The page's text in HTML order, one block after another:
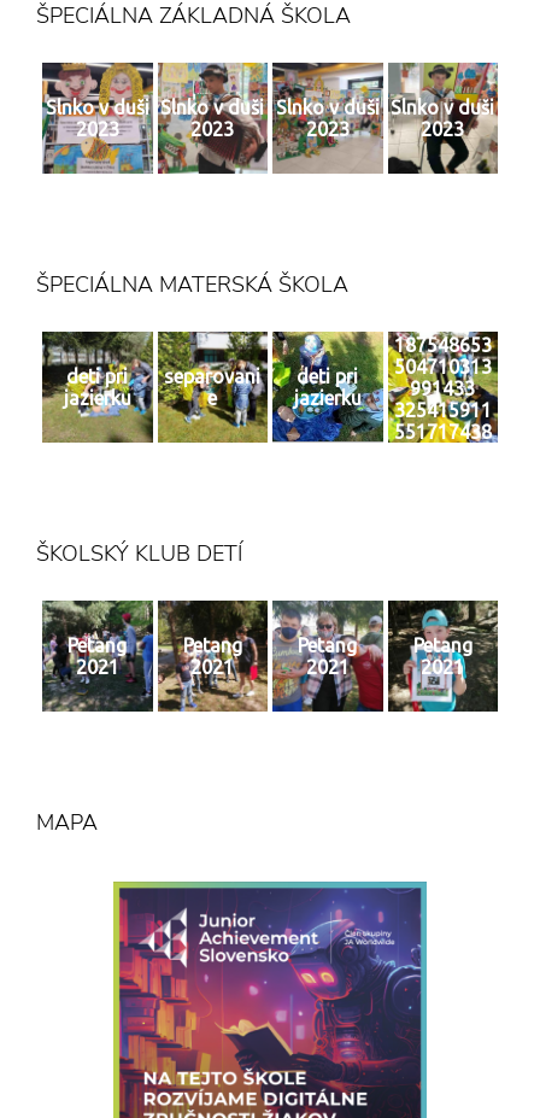
ŠPECIÁLNA ZÁKLADNÁ ŠKOLA
Slnko v duši
2023
Slnko v duši
2023
Slnko v duši
2023
Slnko v duši
2023
ŠPECIÁLNA MATERSKÁ ŠKOLA
deti pri
jazierku
separovani
e
deti pri
jazierku
187548653
504710313
991433
325415911
551717438
ŠKOLSKÝ KLUB DETÍ
Petang
2021
Petang
2021
Petang
2021
Petang
2021
MAPA